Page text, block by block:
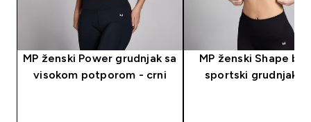
MP ženski Power grudnjak sa
visokom potporom - crni
MP ženski Shape
sportski grudnjak -